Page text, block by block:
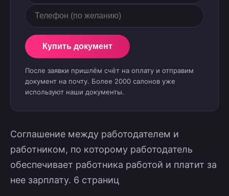
Купить документ
После заявки пришлём счёт на оплату и отправим
документ на почту. Более 2000 салонов уже
используют наши документы.
Соглашение между работодателем и
работником, по которому работодатель
обеспечивает работника работой и платит за
нее зарплату. 6 страниц